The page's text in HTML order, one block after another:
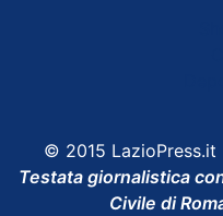
© 2015 LazioPress.it
Testata giornalistica
Civile di